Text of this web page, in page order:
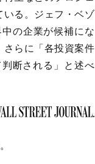
る。ジェフ・ベゾ
の企業が候補にな
らに「各投資案件
断される」と述べ